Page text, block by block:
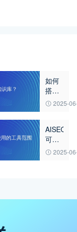
如何
搭建
AI知2025-
AISEO
可以
使用2025-